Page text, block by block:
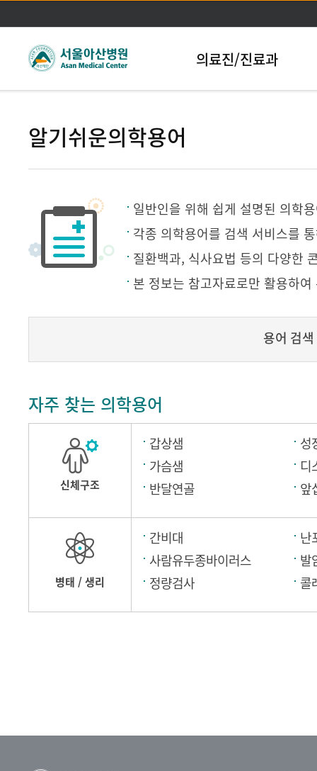
본문바로가기
의료진/진료과
알기쉬운의학용어
일반인을 위해 쉽게 설명된 의학
각종 의학용어를 검색 서비스를
질환백과, 식사요법 등의 다양한
본 정보는 참고자료로만 활용하
용어 검색
자주 찾는 의학용어
신체구조
갑상샘
성
가슴샘
디
반달연골
앞
병태 / 생리
간비대
난
사람유두종바이러스
발
정량검사
콜